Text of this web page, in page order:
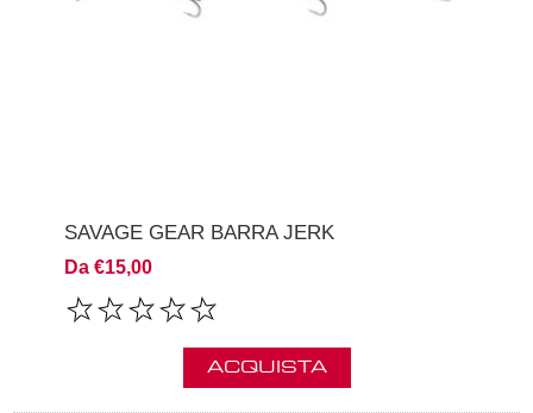
SAVAGE GEAR BARRA JERK
Da €15,00
ACQUISTA